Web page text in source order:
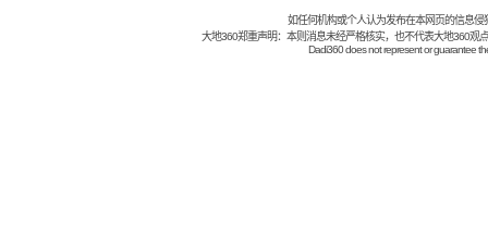
如任何机构或个人认为发布在本网页的信息
大地360郑重声明：本则消息未经严格核实，也不代表大地360观
Dadi360 does not represent or guarantee